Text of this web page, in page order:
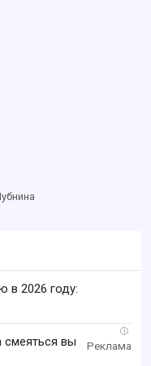
в 2026 году:
i
смеяться вы